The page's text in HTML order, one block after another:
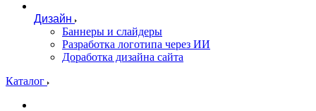
Дизайн
Баннеры и слайдеры
Разработка логотипа через ИИ
Доработка дизайна сайта
Каталог